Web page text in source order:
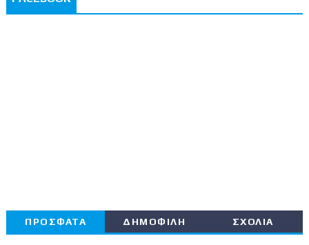
ΠΡΟΣΦΑΤΑ ΔΗΜΟΦΙΛΗ ΣΧΟΛΙΑ